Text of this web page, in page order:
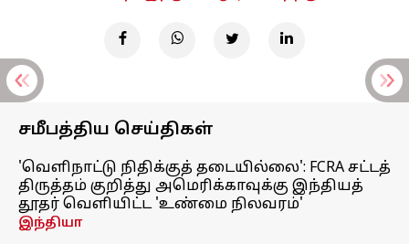
சமீபத்திய செய்திகள்
'வெளிநாட்டு நிதிக்குத் தடையில்லை': FCRA சட்டத்
திருத்தம் குறித்து அமெரிக்காவுக்கு இந்தியத்
தூதர் வெளியிட்ட 'உண்மை நிலவரம்'
இந்தியா